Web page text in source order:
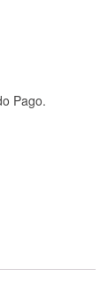
Pago.